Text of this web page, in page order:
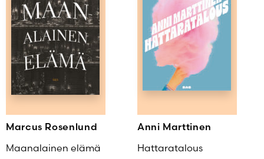
Marcus Rosenlund
Maanalainen elämä
Anni Marttinen
Hattaratalous